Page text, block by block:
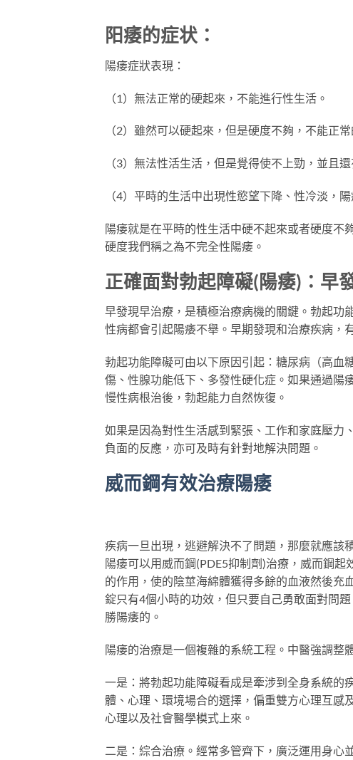
阳痿的症状：
陽痿症狀表現：
（1）無法正常的硬起來，不能進行性生活。
（2）雖然可以硬起來，但是硬度不夠，不能正
（3）無法性活生活，但是覺得使不上勁，並且
（4）平時的生活中出現性慾望下降、性冷淡，
陽痿就是在平時的性生活中硬不起來或者硬度不
硬度我們稱之為不完全性陽痿。
正確面對勃起障礙(陽痿)：早
早發現早治療，是積極治療病機的關鍵。勃起功
性病都會引起陽痿不舉。早期發現和治療疾病，
勃起功能障礙可由以下原因引起：糖尿病（高血
傷、性腺功能低下、多發性硬化症。如果通過陽
慢性病根治後，勃起能力自然恢復。
如果是因為對性生活感到緊張、工作和家庭壓力
負面的反應，亦可及時有針對地解決問題。
威而鋼有效治療陽痿
疾病一旦出現，逃避解決不了問題，那麼就應該
陽痿可以用威而鋼(PDE5抑制劑)治療，威而鋼
的作用，使的陰莖海綿體獲得多餘的血液然後充
錠只有4個小時的功效，但只要自己勇敢面對問
勝陽痿的。
陽痿的治療是一個複雜的系統工程。中醫強調整
一是：將勃起功能障礙看成是牽涉到全身系統的
體、心理、環境場合的選擇，偏重雙方心理互感
心理以及社會醫學模式上來。
二是：綜合治療。經常多管齊下，廣泛運用身